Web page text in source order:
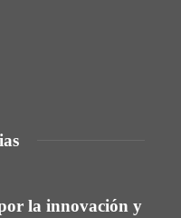
la innovación y